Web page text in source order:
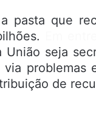
pasta que
seja
problemas
de